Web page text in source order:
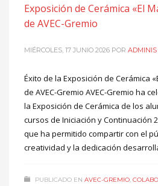
Exposición de Cerámica «El
de AVEC-Gremio
MIÉRCOLES, 17 JUNIO 2026 POR ADMINIS
Éxito de la Exposición de Cerámica
de AVEC-Gremio AVEC-Gremio ha
la Exposición de Cerámica de los
cursos de Iniciación y Continuación
que ha permitido compartir con el
creatividad y la dedicación
PUBLICADO EN AVEC-GREMIO,